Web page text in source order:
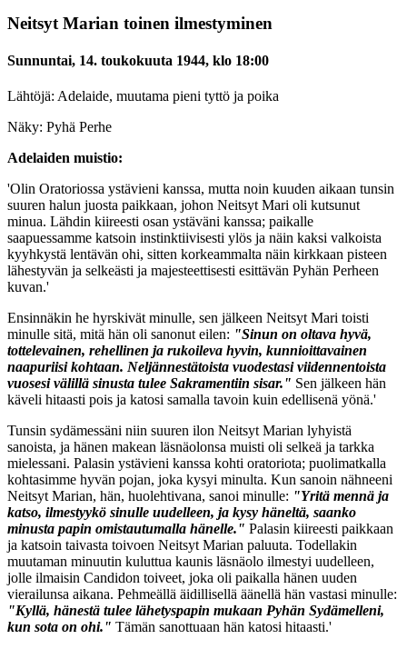
Neitsyt Marian toinen ilmestyminen
Sunnuntai, 14. toukokuuta 1944, klo 18:00
Lähtöjä: Adelaide, muutama pieni tyttö ja poika
Näky: Pyhä Perhe
Adelaiden muistio:
'Olin Oratoriossa ystävieni kanssa, mutta noin kuuden aikaan tunsin
suuren halun juosta paikkaan, johon Neitsyt Mari oli kutsunut
minua. Lähdin kiireesti osan ystäväni kanssa; paikalle
saapuessamme katsoin instinktiivisesti ylös ja näin kaksi valkoista
kyyhkystä lentävän ohi, sitten korkeammalta näin kirkkaan pisteen
lähestyvän ja selkeästi ja majesteettisesti esittävän Pyhän Perheen
kuvan.'
Ensinnäkin he hyrskivät minulle, sen jälkeen Neitsyt Mari toisti
minulle sitä, mitä hän oli sanonut eilen: "Sinun on oltava hyvä,
tottelevainen, rehellinen ja rukoileva hyvin, kunnioittavainen
naapuriisi kohtaan. Neljännestätoista vuodestasi viidennentoista
vuosesi välillä sinusta tulee Sakramentiin sisar." Sen jälkeen hän
käveli hitaasti pois ja katosi samalla tavoin kuin edellisenä yönä.'
Tunsin sydämessäni niin suuren ilon Neitsyt Marian lyhyistä
sanoista, ja hänen makean läsnäolonsa muisti oli selkeä ja tarkka
mielessani. Palasin ystävieni kanssa kohti oratoriota; puolimatkalla
kohtasimme hyvän pojan, joka kysyi minulta. Kun sanoin nähneeni
Neitsyt Marian, hän, huolehtivana, sanoi minulle: "Yritä mennä ja
katso, ilmestyykö sinulle uudelleen, ja kysy häneltä, saanko
minusta papin omistautumalla hänelle." Palasin kiireesti paikkaan
ja katsoin taivasta toivoen Neitsyt Marian paluuta. Todellakin
muutaman minuutin kuluttua kaunis läsnäolo ilmestyi uudelleen,
jolle ilmaisin Candidon toiveet, joka oli paikalla hänen uuden
vierailunsa aikana. Pehmeällä äidillisellä äänellä hän vastasi minulle:
"Kyllä, hänestä tulee lähetyspapin mukaan Pyhän Sydämelleni,
kun sota on ohi." Tämän sanottuaan hän katosi hitaasti.'